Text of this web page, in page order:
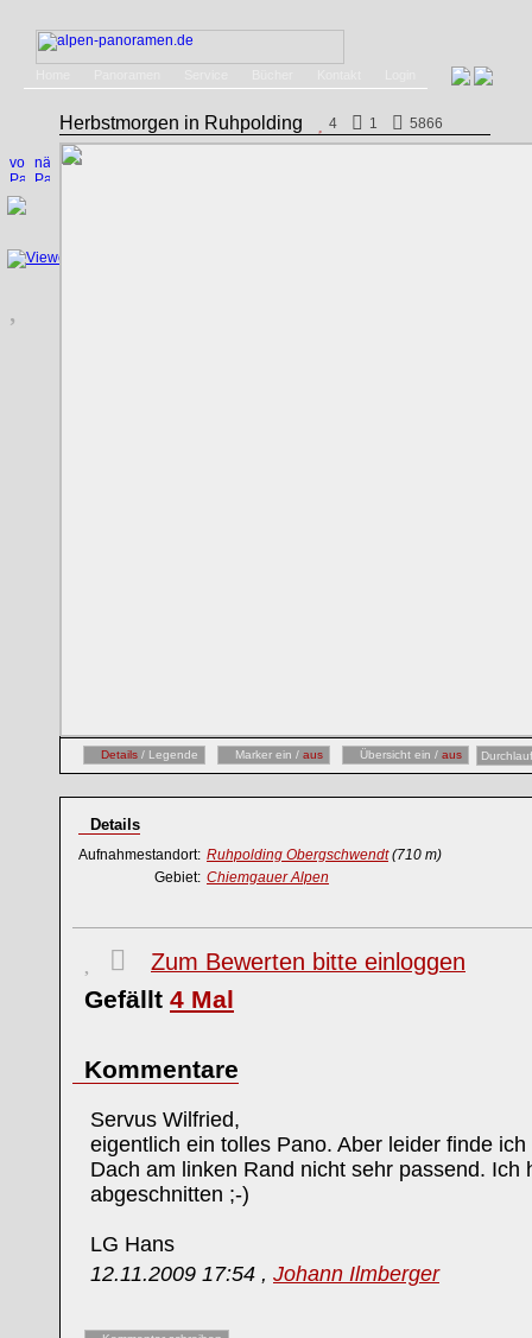
Herbstmorgen in Ruhpolding 4 1 5866
Details / Legende Marker ein / aus Übersicht ein / aus
Details
Aufnahmestandort: Ruhpolding Obergschwendt (710 m)
Gebiet: Chiemgauer Alpen
Zum Bewerten bitte einloggen
Gefällt 4 Mal
Kommentare
Servus Wilfried,
eigentlich ein tolles Pano. Aber leider finde
Dach am linken Rand nicht sehr passend. Ich
abgeschnitten ;-)
LG Hans
12.11.2009 17:54 , Johann Ilmberger